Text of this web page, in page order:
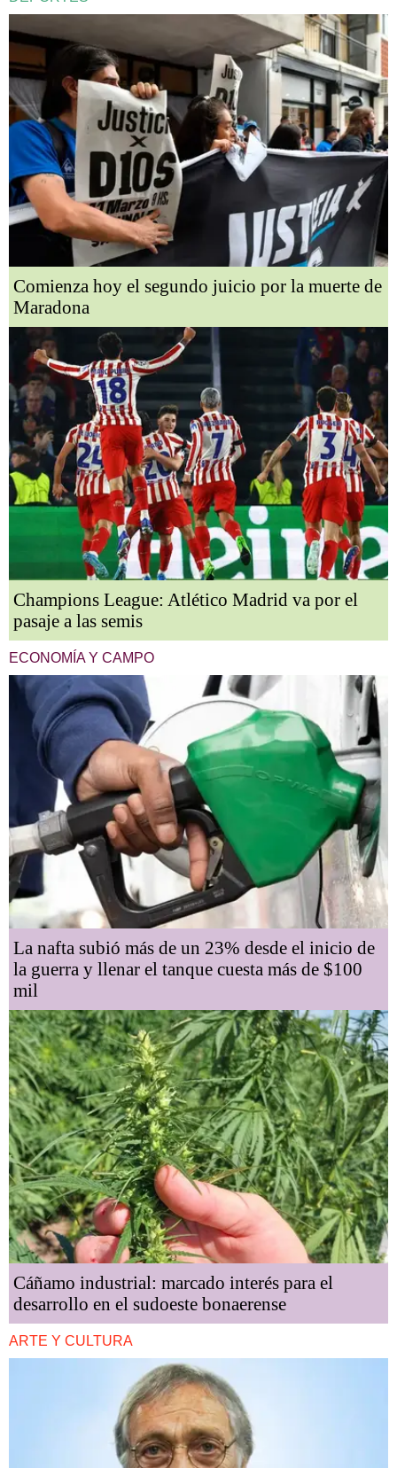
Comienza hoy el segundo juicio por la muerte de
Maradona
Champions League: Atlético Madrid va por el
pasaje a las semis
ECONOMÍA Y CAMPO
La nafta subió más de un 23% desde el inicio de
la guerra y llenar el tanque cuesta más de $100
mil
Cáñamo industrial: marcado interés para el
desarrollo en el sudoeste bonaerense
ARTE Y CULTURA